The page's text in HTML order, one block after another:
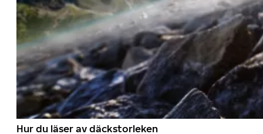
Hur du läser av däckstorleken